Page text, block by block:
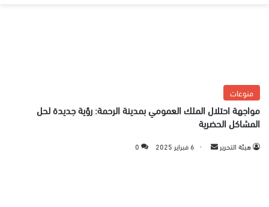
منوعات
مواجهة احتلال الملك العمومي بمدينة الرحمة: رؤية جديدة لحل
المشاكل الحضرية
هيئة التحرير 6 فبراير 2025 0